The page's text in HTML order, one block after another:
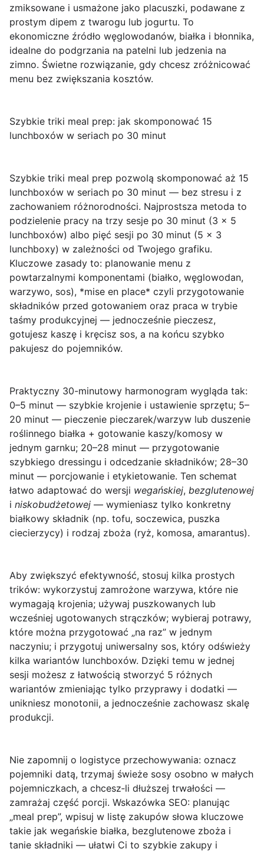
zmiksowane i usmażone jako placuszki, podawane z
prostym dipem z twarogu lub jogurtu. To
ekonomiczne źródło węglowodanów, białka i błonnika,
idealne do podgrzania na patelni lub jedzenia na
zimno. Świetne rozwiązanie, gdy chcesz zróżnicować
menu bez zwiększania kosztów.
Szybkie triki meal prep: jak skomponować 15
lunchboxów w seriach po 30 minut
Szybkie triki meal prep pozwolą skomponować aż 15
lunchboxów w seriach po 30 minut — bez stresu i z
zachowaniem różnorodności. Najprostsza metoda to
podzielenie pracy na trzy sesje po 30 minut (3 × 5
lunchboxów) albo pięć sesji po 30 minut (5 × 3
lunchboxy) w zależności od Twojego grafiku.
Kluczowe zasady to: planowanie menu z
powtarzalnymi komponentami (białko, węglowodan,
warzywo, sos), *mise en place* czyli przygotowanie
składników przed gotowaniem oraz praca w trybie
taśmy produkcyjnej — jednocześnie pieczesz,
gotujesz kaszę i kręcisz sos, a na końcu szybko
pakujesz do pojemników.
Praktyczny 30-minutowy harmonogram wygląda tak:
0–5 minut — szybkie krojenie i ustawienie sprzętu; 5–
20 minut — pieczenie pieczarek/warzyw lub duszenie
roślinnego białka + gotowanie kaszy/komosy w
jednym garnku; 20–28 minut — przygotowanie
szybkiego dressingu i odcedzanie składników; 28–30
minut — porcjowanie i etykietowanie. Ten schemat
łatwo adaptować do wersji wegańskiej, bezglutenowej
i niskobudżetowej — wymieniasz tylko konkretny
białkowy składnik (np. tofu, soczewica, puszka
ciecierzycy) i rodzaj zboża (ryż, komosa, amarantus).
Aby zwiększyć efektywność, stosuj kilka prostych
trików: wykorzystuj zamrożone warzywa, które nie
wymagają krojenia; używaj puszkowanych lub
wcześniej ugotowanych strączków; wybieraj potrawy,
które można przygotować „na raz” w jednym
naczyniu; i przygotuj uniwersalny sos, który odświeży
kilka wariantów lunchboxów. Dzięki temu w jednej
sesji możesz z łatwością stworzyć 5 różnych
wariantów zmieniając tylko przyprawy i dodatki —
unikniesz monotonii, a jednocześnie zachowasz skalę
produkcji.
Nie zapomnij o logistyce przechowywania: oznacz
pojemniki datą, trzymaj świeże sosy osobno w małych
pojemniczkach, a chcesz‑li dłuższej trwałości —
zamrażaj część porcji. Wskazówka SEO: planując
„meal prep”, wpisuj w listę zakupów słowa kluczowe
takie jak wegańskie białka, bezglutenowe zboża i
tanie składniki — ułatwi Ci to szybkie zakupy i